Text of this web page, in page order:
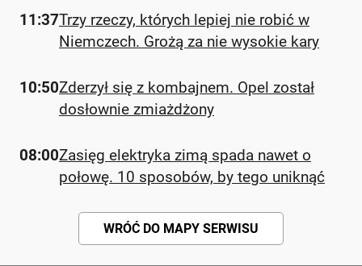
11:37Trzy rzeczy, których lepiej nie robić w
Niemczech. Grożą za nie wysokie kary
10:50Zderzył się z kombajnem. Opel został
dosłownie zmiażdżony
08:00Zasięg elektryka zimą spada nawet o
połowę. 10 sposobów, by tego uniknąć
WRÓĆ DO MAPY SERWISU